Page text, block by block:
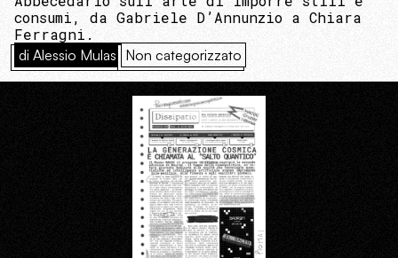
consumi, da Gabriele D’Annunzio a Chiara
Ferragni.
di Alessio Mulas Non categorizzato